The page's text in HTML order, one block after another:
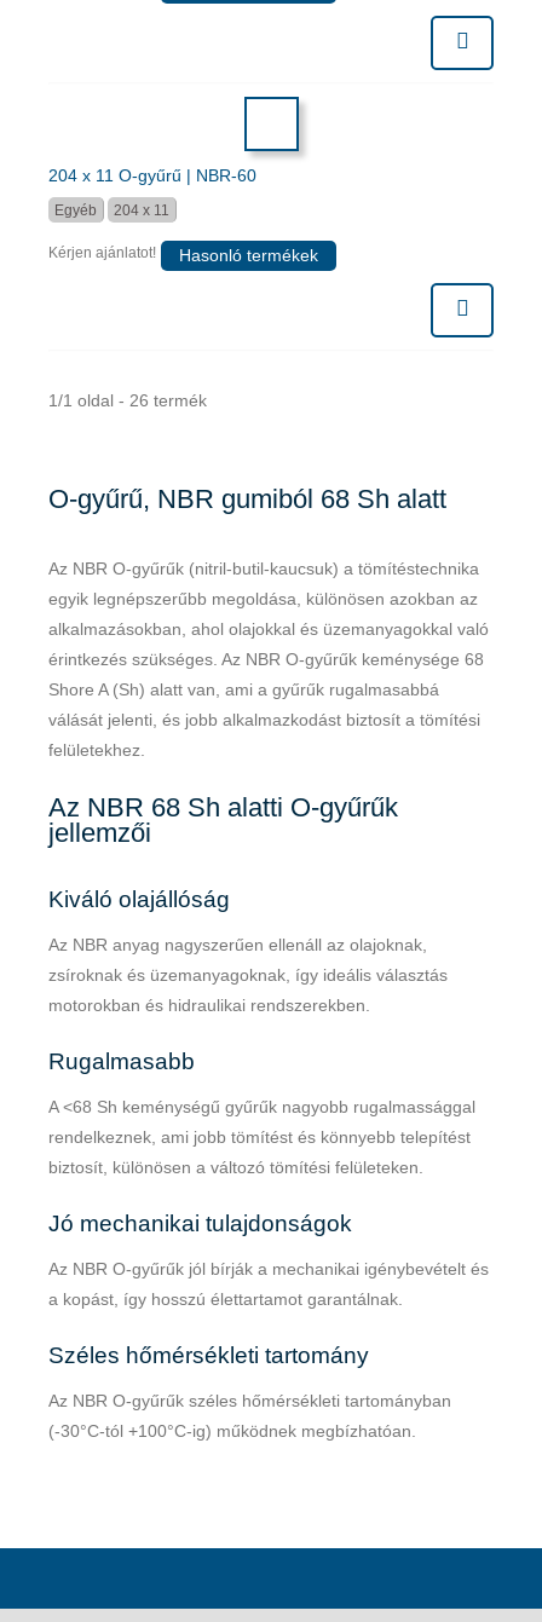
204 x 11 O-gyűrű | NBR-60
Egyéb 204 x 11
Kérjen ajánlatot! Hasonló termékek
1/1 oldal - 26 termék
O-gyűrű, NBR gumiból 68 Sh alatt
Az NBR O-gyűrűk (nitril-butil-kaucsuk) a tömítéstechnika
egyik legnépszerűbb megoldása, különösen azokban az
alkalmazásokban, ahol olajokkal és üzemanyagokkal való
érintkezés szükséges. Az NBR O-gyűrűk keménysége 68
Shore A (Sh) alatt van, ami a gyűrűk rugalmasabbá
válását jelenti, és jobb alkalmazkodást biztosít a tömítési
felületekhez.
Az NBR 68 Sh alatti O-gyűrűk
jellemzői
Kiváló olajállóság
Az NBR anyag nagyszerűen ellenáll az olajoknak,
zsíroknak és üzemanyagoknak, így ideális választás
motorokban és hidraulikai rendszerekben.
Rugalmasabb
A <68 Sh keménységű gyűrűk nagyobb rugalmassággal
rendelkeznek, ami jobb tömítést és könnyebb telepítést
biztosít, különösen a változó tömítési felületeken.
Jó mechanikai tulajdonságok
Az NBR O-gyűrűk jól bírják a mechanikai igénybevételt és
a kopást, így hosszú élettartamot garantálnak.
Széles hőmérsékleti tartomány
Az NBR O-gyűrűk széles hőmérsékleti tartományban
(-30°C-tól +100°C-ig) működnek megbízhatóan.